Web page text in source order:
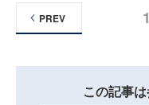
1
PREV
この記事